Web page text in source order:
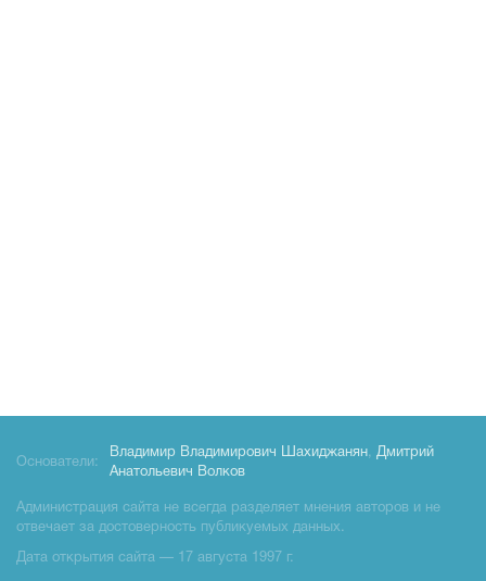
Основатели:
Владимир Владимирович Шахиджанян, Дмитрий
Анатольевич Волков
Администрация сайта не всегда разделяет мнения авторов и не
отвечает за достоверность публикуемых данных.
Дата открытия сайта — 17 августа 1997 г.